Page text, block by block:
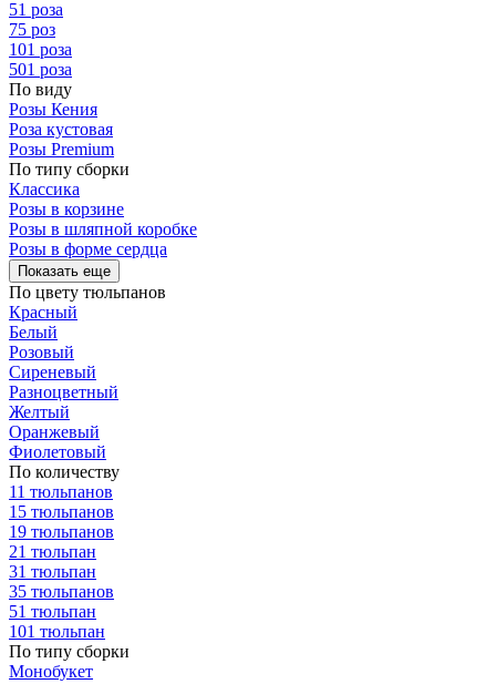
51 роза
75 роз
101 роза
501 роза
По виду
Розы Кения
Роза кустовая
Розы Premium
По типу сборки
Классика
Розы в корзине
Розы в шляпной коробке
Розы в форме сердца
Показать еще
По цвету тюльпанов
Красный
Белый
Розовый
Сиреневый
Разноцветный
Желтый
Оранжевый
Фиолетовый
По количеству
11 тюльпанов
15 тюльпанов
19 тюльпанов
21 тюльпан
31 тюльпан
35 тюльпанов
51 тюльпан
101 тюльпан
По типу сборки
Монобукет